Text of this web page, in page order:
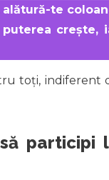
te
crește,
toți, indiferent
participi